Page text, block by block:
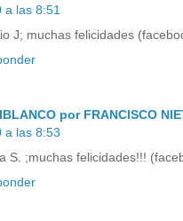
a las 8:51
J; muchas felicidades
por FRANCISCO
a las 8:53
S. ;muchas felicidades!!!